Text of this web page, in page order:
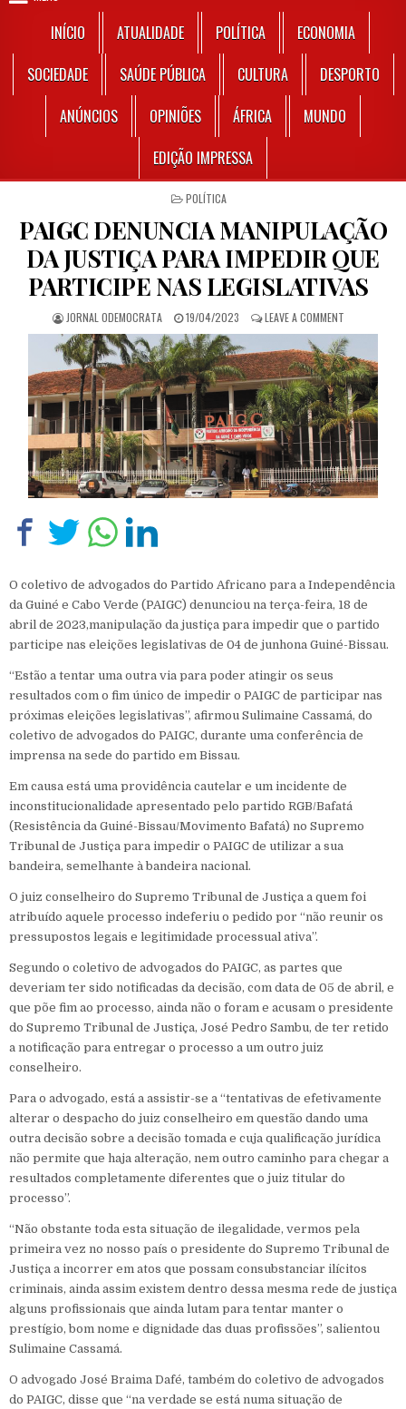
INÍCIO ATUALIDADE POLÍTICA
ECONOMIA
SOCIEDADE
SAÚDE PÚBLICA CULTURA
DESPORTO
ANÚNCIOS
OPINIÕES ÁFRICA
MUNDO
EDIÇÃO IMPRESSA
POSTED IN
POLÍTICA
PAIGC DENUNCIA MANIPULAÇÃO
DA JUSTIÇA PARA IMPEDIR QUE
PARTICIPE NAS LEGISLATIVAS
AUTHOR:
JORNAL ODEMOCRATA PUBLISHED DATE:
19/04/2023 LEAVE A COMMENT
O coletivo de advogados do Partido Africano para a Independência
da Guiné e Cabo Verde (PAIGC) denunciou na terça-feira, 18 de
abril de 2023,manipulação da justiça para impedir que o partido
participe nas eleições legislativas de 04 de junhona Guiné-Bissau.
“Estão a tentar uma outra via para poder atingir os seus
resultados com o fim único de impedir o PAIGC de participar nas
próximas eleições legislativas”, afirmou Sulimaine Cassamá, do
coletivo de advogados do PAIGC, durante uma conferência de
imprensa na sede do partido em Bissau.
Em causa está uma providência cautelar e um incidente de
inconstitucionalidade apresentado pelo partido RGB/Bafatá
(Resistência da Guiné-Bissau/Movimento Bafatá) no Supremo
Tribunal de Justiça para impedir o PAIGC de utilizar a sua
bandeira, semelhante à bandeira nacional.
O juiz conselheiro do Supremo Tribunal de Justiça a quem foi
atribuído aquele processo indeferiu o pedido por “não reunir os
pressupostos legais e legitimidade processual ativa”.
Segundo o coletivo de advogados do PAIGC, as partes que
deveriam ter sido notificadas da decisão, com data de 05 de abril, e
que põe fim ao processo, ainda não o foram e acusam o presidente
do Supremo Tribunal de Justiça, José Pedro Sambu, de ter retido
a notificação para entregar o processo a um outro juiz
conselheiro.
Para o advogado, está a assistir-se a “tentativas de efetivamente
alterar o despacho do juiz conselheiro em questão dando uma
outra decisão sobre a decisão tomada e cuja qualificação jurídica
não permite que haja alteração, nem outro caminho para chegar a
resultados completamente diferentes que o juiz titular do
processo”.
“Não obstante toda esta situação de ilegalidade, vermos pela
primeira vez no nosso país o presidente do Supremo Tribunal de
Justiça a incorrer em atos que possam consubstanciar ilícitos
criminais, ainda assim existem dentro dessa mesma rede de justiça
alguns profissionais que ainda lutam para tentar manter o
prestígio, bom nome e dignidade das duas profissões”, salientou
Sulimaine Cassamá.
O advogado José Braima Dafé, também do coletivo de advogados
do PAIGC, disse que “na verdade se está numa situação de